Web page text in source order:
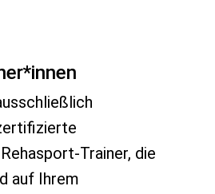
Trainer, die
auf Ihrem